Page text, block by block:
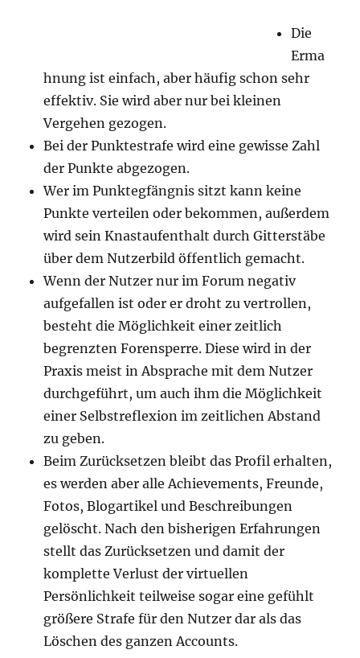
Die
Erma
hnung ist einfach, aber häufig schon sehr
effektiv. Sie wird aber nur bei kleinen
Vergehen gezogen.
Bei der Punktestrafe wird eine gewisse Zahl
der Punkte abgezogen.
Wer im Punktegfängnis sitzt kann keine
Punkte verteilen oder bekommen, außerdem
wird sein Knastaufenthalt durch Gitterstäbe
über dem Nutzerbild öffentlich gemacht.
Wenn der Nutzer nur im Forum negativ
aufgefallen ist oder er droht zu vertrollen,
besteht die Möglichkeit einer zeitlich
begrenzten Forensperre. Diese wird in der
Praxis meist in Absprache mit dem Nutzer
durchgeführt, um auch ihm die Möglichkeit
einer Selbstreflexion im zeitlichen Abstand
zu geben.
Beim Zurücksetzen bleibt das Profil erhalten,
es werden aber alle Achievements, Freunde,
Fotos, Blogartikel und Beschreibungen
gelöscht. Nach den bisherigen Erfahrungen
stellt das Zurücksetzen und damit der
komplette Verlust der virtuellen
Persönlichkeit teilweise sogar eine gefühlt
größere Strafe für den Nutzer dar als das
Löschen des ganzen Accounts.